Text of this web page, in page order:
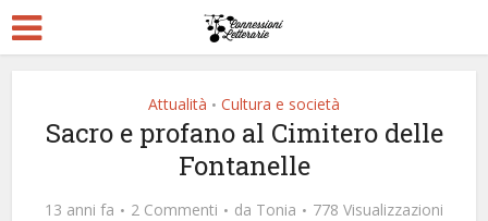
Attualità • Cultura e società
Sacro e profano al Cimitero delle
Fontanelle
13 anni fa 2 Commenti da Tonia 778 Visualizzazioni